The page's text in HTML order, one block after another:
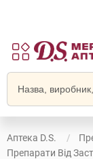
Аптека D.S.
Препарати Від